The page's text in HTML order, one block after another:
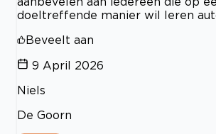
doeltreffende manier wil leren
Beveelt aan
9 April 2026
Niels
De Goorn